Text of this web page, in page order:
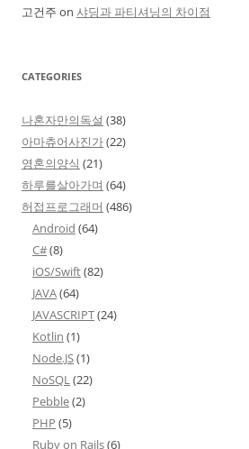
고건주 on 샤딩과 파티셔닝의 차이점
CATEGORIES
나혼자만의독설 (38)
아마츄어사진가(22)
영혼의양식 (21)
하루를살아가며 (64)
허접프로그래머 (486)
Android (64)
C#(8)
iOS/Swift(82)
JAVA(64)
JAVASCRIPT(24)
Kotlin (1)
Node.JS(1)
NoSQL(22)
Pebble(2)
PHP (5)
Ruby on Rails(6)